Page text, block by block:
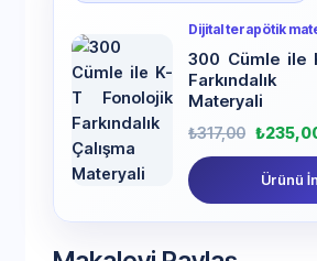
Dijital terapötik
300 Cümle ile
Materyali
₺317,00 ₺
Ürünü